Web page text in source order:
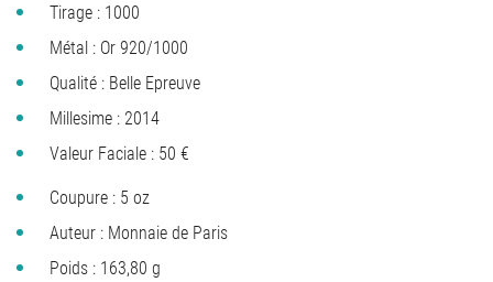
Tirage : 1000
Métal : Or 920/1000
Qualité : Belle Epreuve
Millesime : 2014
Valeur Faciale : 50 €
Coupure : 5 oz
Auteur : Monnaie de Paris
Poids : 163,80 g